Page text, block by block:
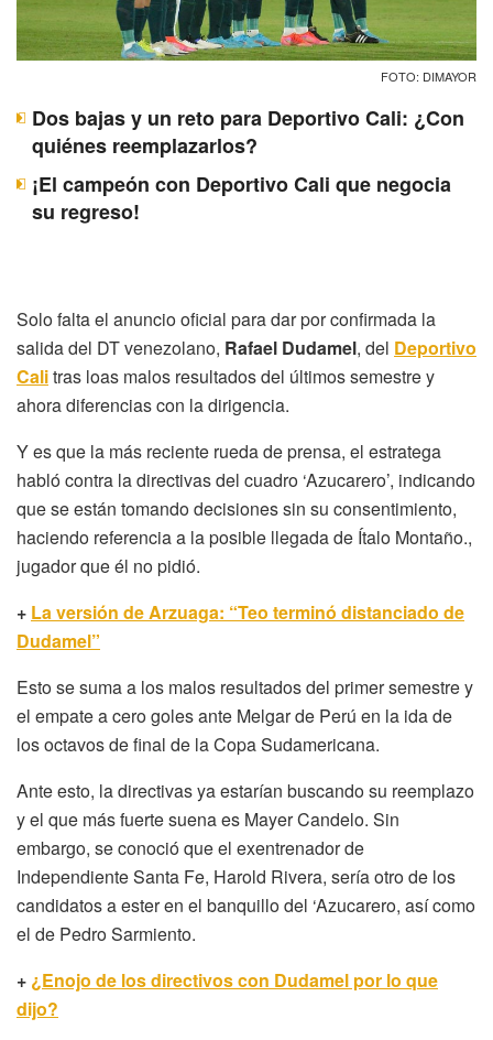
FOTO: DIMAYOR
Dos bajas y un reto para Deportivo Cali: ¿Con
quiénes reemplazarlos?
¡El campeón con Deportivo Cali que negocia
su regreso!
Solo falta el anuncio oficial para dar por confirmada la
salida del DT venezolano, Rafael Dudamel, del Deportivo
Calitras loas malos resultados del últimos semestre y
ahora diferencias con la dirigencia.
Y es que la más reciente rueda de prensa, el estratega
habló contra la directivas del cuadro ‘Azucarero’, indicando
que se están tomando decisiones sin su consentimiento,
haciendo referencia a la posible llegada de Ítalo Montaño.,
jugador que él no pidió.
+ La versión de Arzuaga: “Teo terminó distanciado de
Dudamel”
Esto se suma a los malos resultados del primer semestre y
el empate a cero goles ante Melgar de Perú en la ida de
los octavos de final de la Copa Sudamericana.
Ante esto, la directivas ya estarían buscando su reemplazo
y el que más fuerte suena es Mayer Candelo. Sin
embargo, se conoció que el exentrenador de
Independiente Santa Fe, Harold Rivera, sería otro de los
candidatos a ester en el banquillo del ‘Azucarero, así como
el de Pedro Sarmiento.
+ ¿Enojo de los directivos con Dudamel por lo que
dijo?